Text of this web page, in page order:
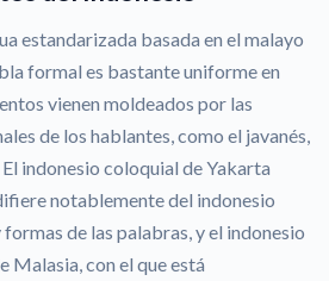
estandarizada basada en el malayo
formal es bastante uniforme en
vienen moldeados por las
de los hablantes, como el javanés,
indonesio coloquial de Yakarta
notablemente del indonesio
de las palabras, y el indonesio
Malasia, con el que está